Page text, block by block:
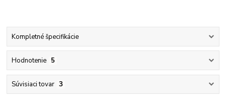
Kompletné špecifikácie
Hodnotenie 5
Súvisiaci tovar 3